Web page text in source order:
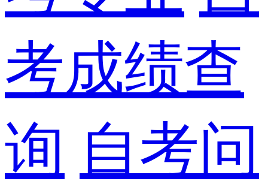
考成绩查
询 自考问